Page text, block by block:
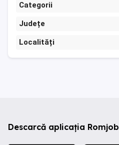
Categorii
Județe
Localități
Descarcă aplicația Romjob